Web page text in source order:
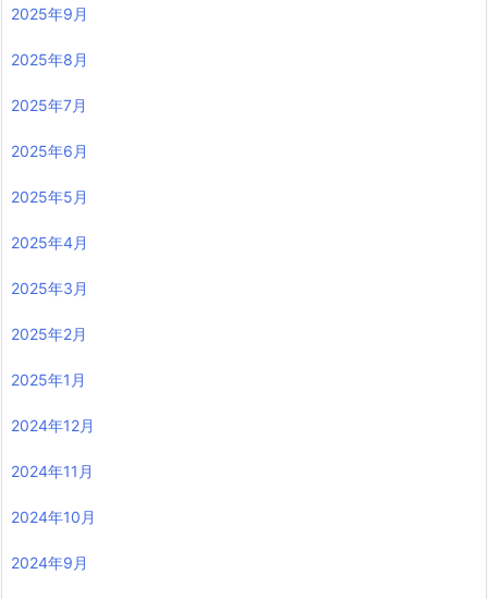
2025年9月
2025年8月
2025年7月
2025年6月
2025年5月
2025年4月
2025年3月
2025年2月
2025年1月
2024年12月
2024年11月
2024年10月
2024年9月